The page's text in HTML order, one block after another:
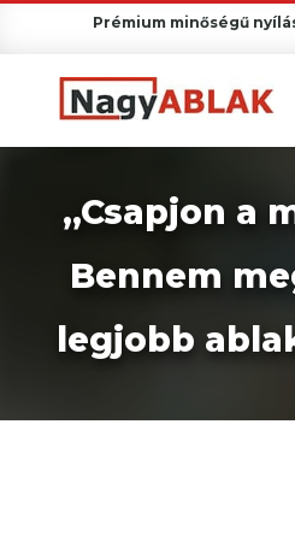
Prémium minőségű
„Csapjon a
Bennem
legjobb